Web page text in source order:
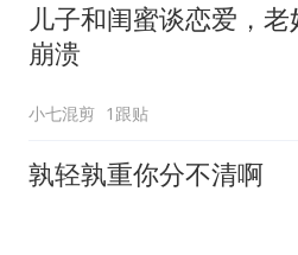
儿子和闺蜜谈恋爱，老
崩溃
小七混剪 1跟贴
孰轻孰重你分不清啊